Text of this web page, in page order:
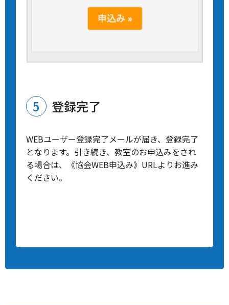
登録完了
WEBユーザー登録完了メールが届き、登録完了
となります。引き続き、教室のお申込みをされ
る場合は、《協会WEB申込み》URLよりお進み
ください。